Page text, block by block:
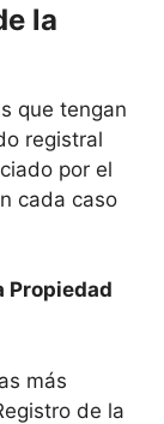
la
que tengan
registral
por el
cada caso
Propiedad
más
de la